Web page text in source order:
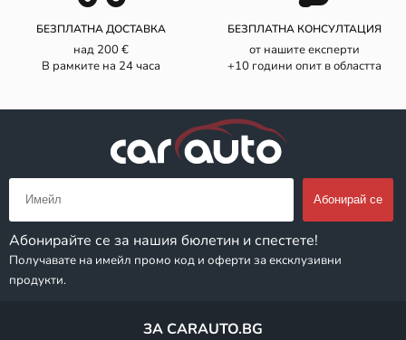
БЕЗПЛАТНА ДОСТАВКА
над 200 €
В рамките на 24 часа
БЕЗПЛАТНА КОНСУЛТАЦИЯ
от нашите експерти
+10 години опит в областта
Абонирайте се за нашия бюлетин и спестете!
Получавате на имейл промо код и оферти за ексклузивни
продукти.
ЗА CARAUTO.BG